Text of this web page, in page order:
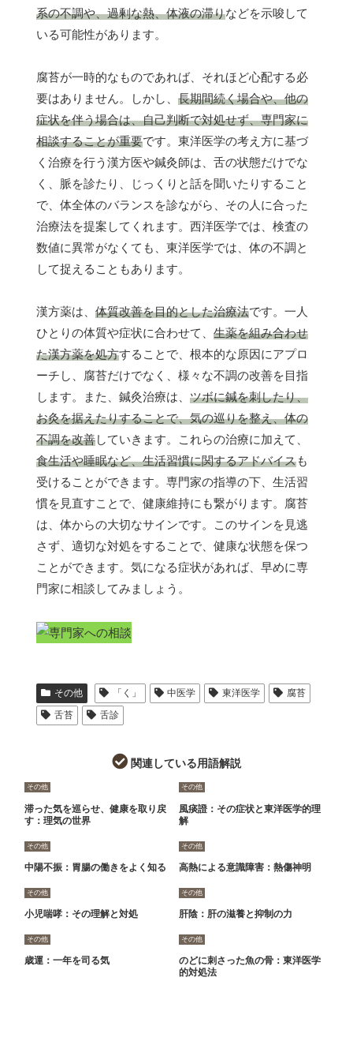
系の不調や、過剰な熱、体液の滞りなどを示唆して
いる可能性があります。
腐苔が一時的なものであれば、それほど心配する必
要はありません。しかし、 長期間続く場合や、他の
症状を伴う場合は、自己判断で対処せず、専門家に
相談することが重要です。東洋医学の考え方に基づ
く治療を行う漢方医や鍼灸師は、舌の状態だけでな
く、脈を診たり、じっくりと話を聞いたりすること
で、体全体のバランスを診ながら、その人に合った
治療法を提案してくれます。西洋医学では、検査の
数値に異常がなくても、東洋医学では、体の不調と
して捉えることもあります。
漢方薬は、 体質改善を目的とした治療法です。一人
ひとりの体質や症状に合わせて、 生薬を組み合わせ
た漢方薬を処方することで、根本的な原因にアプロ
ーチし、腐苔だけでなく、様々な不調の改善を目指
します。また、鍼灸治療は、 ツボに鍼を刺したり、
お灸を据えたりすることで、気の巡りを整え、体の
不調を改善していきます。これらの治療に加えて、
食生活や睡眠など、生活習慣に関するアドバイスも
受けることができます。専門家の指導の下、生活習
慣を見直すことで、健康維持にも繋がります。腐苔
は、体からの大切なサインです。このサインを見逃
さず、適切な対処をすることで、健康な状態を保つ
ことができます。気になる症状があれば、早めに専
門家に相談してみましょう。
その他 「く」 中医学 東洋医学
腐苔
舌苔
舌診
関連している用語解説
その他
滞った気を巡らせ、健康を取り戻
す：理気の世界
その他
風痰證：その症状と東洋医学的理
解
その他
中陽不振：胃腸の働きをよく知る
その他
高熱による意識障害：熱傷神明
その他
小児喘哮：その理解と対処
その他
肝陰：肝の滋養と抑制の力
その他
歳運：一年を司る気
その他
のどに刺さった魚の骨：東洋医学
的対処法